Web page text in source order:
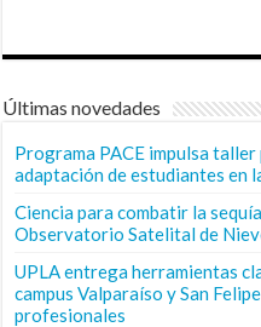
Últimas novedades
Programa PACE impulsa
adaptación de estudiantes en
Ciencia para combatir la
Observatorio Satelital de
UPLA entrega herramientas
campus Valparaíso y San
profesionales